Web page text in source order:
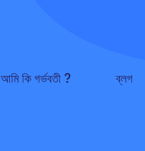
আমি কি গর্ভবতী ? ব্লগ